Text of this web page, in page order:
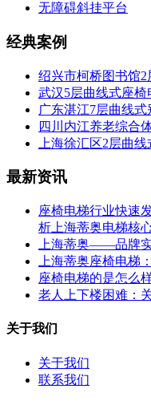
无障碍斜挂平台
经典案例
绍兴市柯桥图书馆2
武汉5层曲线式座椅
广东湛江7层曲线
四川内江养老综合
上海徐汇区2层曲
最新资讯
座椅电梯行业快速
析上海蒂奥电梯核
上海蒂奥——品牌
上海蒂奥座椅电梯
座椅电梯的是怎么
老人上下楼困难：
关于我们
关于我们
联系我们